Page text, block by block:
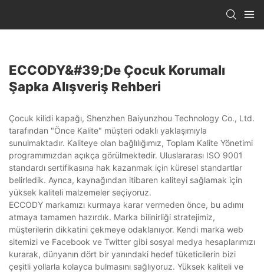
ECCODY&#39;de Çocuk Korumalı
Şapka Alışveriş Rehberi
Çocuk kilidi kapağı, Shenzhen Baiyunzhou Technology Co., Ltd.
tarafından "Önce Kalite" müşteri odaklı yaklaşımıyla
sunulmaktadır. Kaliteye olan bağlılığımız, Toplam Kalite Yönetimi
programımızdan açıkça görülmektedir. Uluslararası ISO 9001
standardı sertifikasına hak kazanmak için küresel standartlar
belirledik. Ayrıca, kaynağından itibaren kaliteyi sağlamak için
yüksek kaliteli malzemeler seçiyoruz.
ECCODY markamızı kurmaya karar vermeden önce, bu adımı
atmaya tamamen hazırdık. Marka bilinirliği stratejimiz,
müşterilerin dikkatini çekmeye odaklanıyor. Kendi marka web
sitemizi ve Facebook ve Twitter gibi sosyal medya hesaplarımızı
kurarak, dünyanın dört bir yanındaki hedef tüketicilerin bizi
çeşitli yollarla kolayca bulmasını sağlıyoruz. Yüksek kaliteli ve